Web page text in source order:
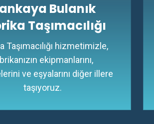
Bulanık
Taşımacılığı
Taşımacılığı hizmetimizle,
ekipmanlarını,
ve eşyalarını diğer illere
taşıyoruz.